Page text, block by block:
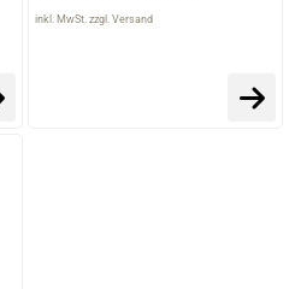
inkl. MwSt. zzgl. Versand